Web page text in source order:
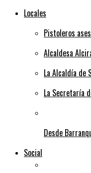
Locales
Pistoleros
Alcaldesa
La Alcaldía de
La Secretaría
Desde
Social